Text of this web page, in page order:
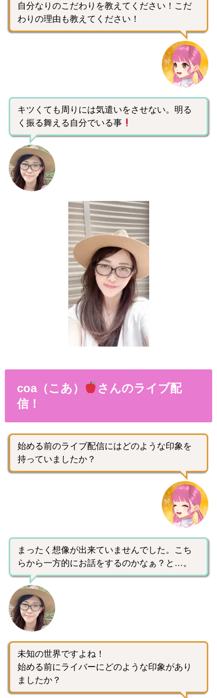
自分なりのこだわりを教えてください！こだ
わりの理由も教えてください！
キツくても周りには気遣いをさせない。明る
く振る舞える自分でいる事
coa（こあ）
さんのライブ配
信！
始める前のライブ配信にはどのような印象を
持っていましたか？
まったく想像が出来ていませんでした。こち
らから一方的にお話をするのかなぁ？と…。
未知の世界ですよね！
始める前にライバーにどのような印象があり
ましたか？